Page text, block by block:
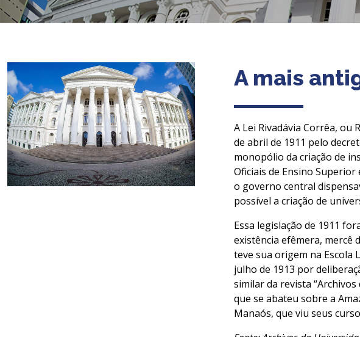
A mais
A Lei Rivadávia Corrêa, ou
de abril de 1911 pelo
monopólio da criação de
Oficiais de Ensino Superior
o governo central
possível a criação de
Essa legislação de 1911
existência efêmera, mercê
teve sua origem na Escola
julho de 1913 por
similar da revista “Archivos
que se abateu sobre a
Manaós, que viu seus